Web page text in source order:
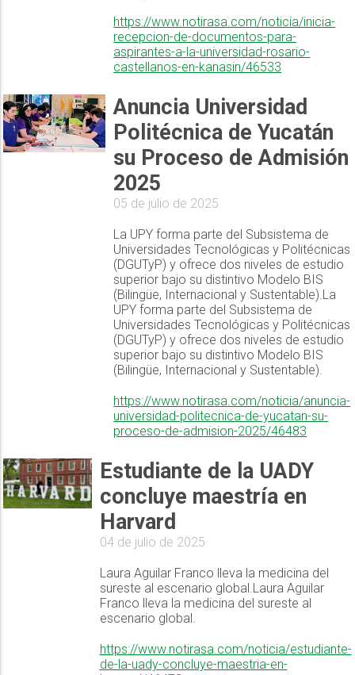
https://www.notirasa.com/noticia/inicia-
recepcion-de-documentos-para-
aspirantes-a-la-universidad-rosario-
castellanos-en-kanasin/46533
Anuncia Universidad
Politécnica de Yucatán
su Proceso de Admisión
2025
05 de julio de 2025
La UPY forma parte del Subsistema de
Universidades Tecnológicas y Politécnicas
(DGUTyP) y ofrece dos niveles de estudio
superior bajo su distintivo Modelo BIS
(Bilingüe, Internacional y Sustentable).La
UPY forma parte del Subsistema de
Universidades Tecnológicas y Politécnicas
(DGUTyP) y ofrece dos niveles de estudio
superior bajo su distintivo Modelo BIS
(Bilingüe, Internacional y Sustentable).
https://www.notirasa.com/noticia/anuncia-
universidad-politecnica-de-yucatan-su-
proceso-de-admision-2025/46483
Estudiante de la UADY
concluye maestría en
Harvard
04 de julio de 2025
Laura Aguilar Franco lleva la medicina del
sureste al escenario global.Laura Aguilar
Franco lleva la medicina del sureste al
escenario global.
https://www.notirasa.com/noticia/estudiante-
de-la-uady-concluye-maestria-en-